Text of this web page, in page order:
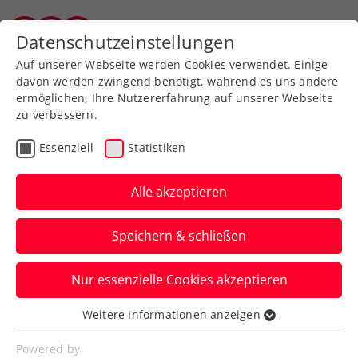
Zurück zur Newsübersicht
Turniere
Neuerliche Auszeichnung
für Upper Austria Ladies
Linz
Das WTA-500-Turnier wird von Green
Events Austria in der Kategorie
Sportveranstaltungen geehrt.
Verfasst von: Presseaussendung / Redaktion, 12.06.2024
Datenschutzeinstellungen
Auf unserer Webseite werden Cookies verwendet. Einige
davon werden zwingend benötigt, während es uns andere
ermöglichen, Ihre Nutzererfahrung auf unserer Webseite
zu verbessern.
Essenziell Statistiken
Alle akzeptieren
Speichern & schließen
Nur essenzielle Cookies akzeptieren
Essenziell
Essenzielle Cookies werden für grundlegende
Weitere Informationen anzeigen
Powered by